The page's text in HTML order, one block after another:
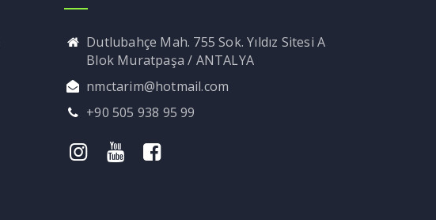
Dutlubahçe Mah. 755 Sok. Yıldız Sitesi A
Blok Muratpaşa / ANTALYA
nmctarim@hotmail.com
+90 505 938 95 99